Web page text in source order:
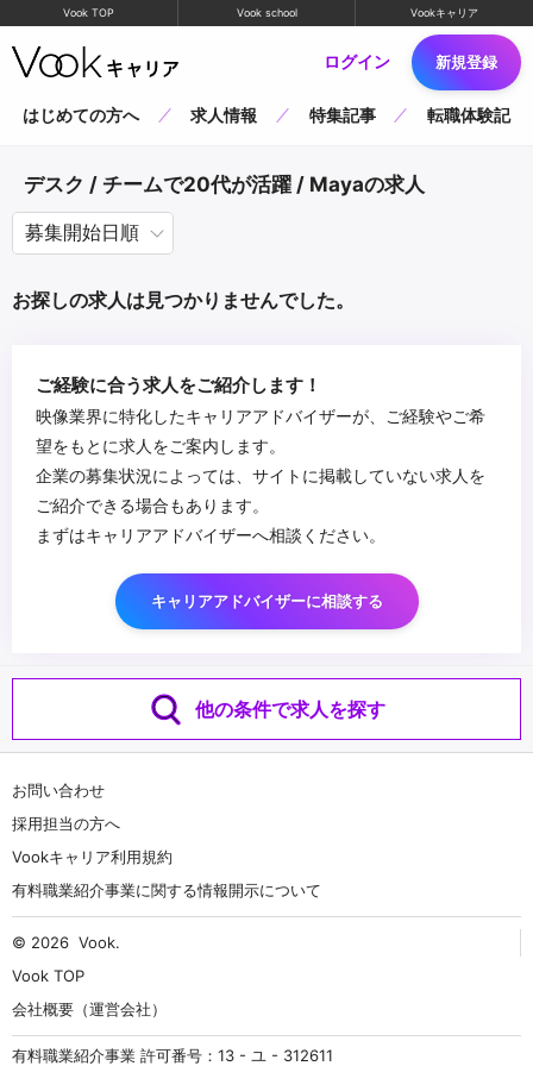
Vook TOP Vook school Vookキャリア
ログイン 新規登録
はじめての方へ 求人情報 特集記事 転職体験記
デスク / チームで20代が活躍 / Mayaの求人
お探しの求人は見つかりませんでした。
ご経験に合う求人をご紹介します！
映像業界に特化したキャリアアドバイザーが、ご経験やご希
望をもとに求人をご案内します。
企業の募集状況によっては、サイトに掲載していない求人を
ご紹介できる場合もあります。
まずはキャリアアドバイザーへ相談ください。
キャリアアドバイザーに相談する
他の条件で求人を探す
お問い合わせ
採用担当の方へ
Vookキャリア利用規約
有料職業紹介事業に関する情報開示について
© 2026 Vook.
Vook TOP
会社概要（運営会社）
有料職業紹介事業 許可番号：13 - ユ - 312611